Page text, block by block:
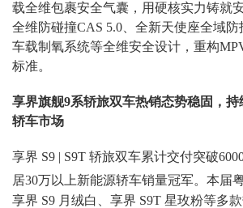
载全维包裹安全气囊，用硬核实力铸就
全维防碰撞CAS 5.0、全新天使座全域
车载制氧系统等全维安全设计，重构
标准。
享界旗舰9系轿旅双车热销态势稳固，
轿车市场
享界 S9 | S9T 轿旅双车累计交付突破
居30万以上新能源轿车销量冠军。本届
享界 S9 月绒白、享界 S9T 星玫粉等多